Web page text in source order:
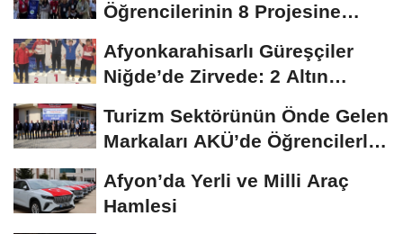
Öğrencilerinin 8 Projesine
Afyonkarahisarlı Güreşçiler
Niğde’de Zirvede: 2 Altın
Turizm Sektörünün Önde Gelen
Markaları AKÜ’de Öğrencilerle
Afyon’da Yerli ve Milli Araç
Hamlesi